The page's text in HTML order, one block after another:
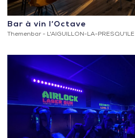
Bar à vin l’Octave
Themenbar - L'AIGUILLON-LA-PRESQU'ILE